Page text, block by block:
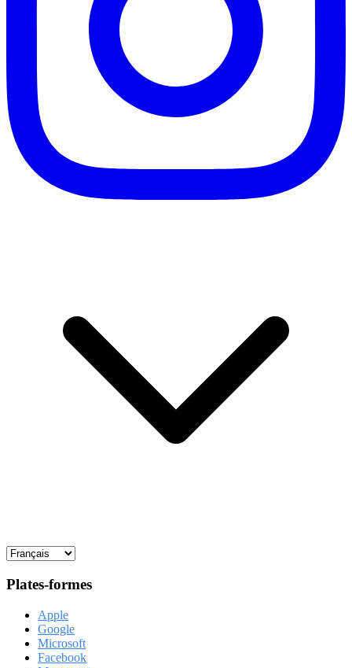
Plates-formes
Apple
Google
Microsoft
Facebook